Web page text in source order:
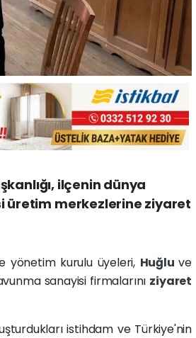
ilçenin dünya
üretim merkezlerine ziyaret
yönetim kurulu üyeleri, Huğluve
sanayisi firmalarını ziyaret
istihdam ve Türkiye'nin